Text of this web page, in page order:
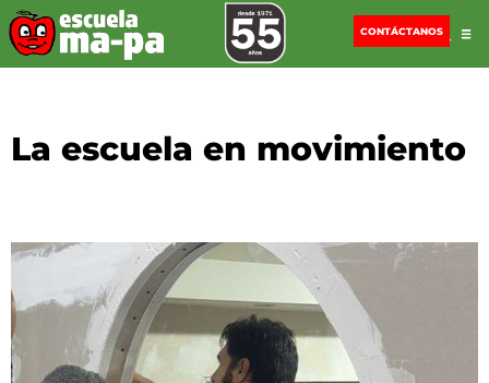
CONTÁCTANOS
La escuela en movimiento